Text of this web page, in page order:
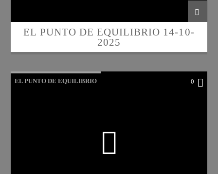
EL PUNTO DE EQUILIBRIO 14-10-
2025
EL PUNTO DE EQUILIBRIO 0